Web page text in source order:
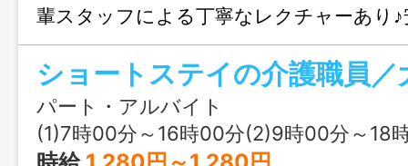
輩スタッフによる丁寧なレクチャーあり
環境です◆ ショートステイ ソラスト
介護スタッフ大募集★ ≪主な仕事内容
事、排泄の介助等の身体介護 ・レクリ
画・実行 ・フロア見守り、記録記入
更なし
パート・アルバイト
(1)7時00分～16時00分(2)9時00分～18時00分